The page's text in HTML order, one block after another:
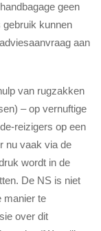
geen
kunnen
aan
van rugzakken
– op vernuftige
reizigers op een
nu vaak via de
wordt in de
De NS is niet
manier te
over dit